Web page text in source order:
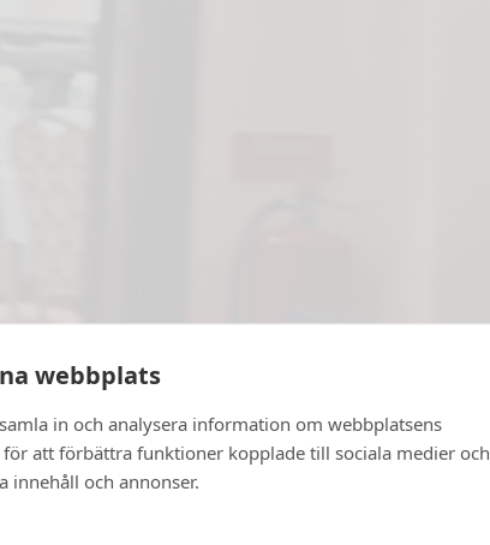
webbplats
in och analysera information om webbplatsens
att förbättra funktioner kopplade till sociala medier och
innehåll och annonser.